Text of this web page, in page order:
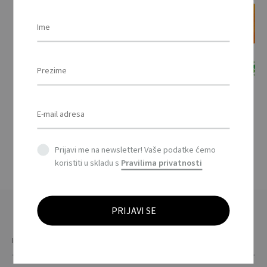
Prijavi me na newsletter! Vaše podatke ćemo
koristiti u skladu s Pravilima privatnosti